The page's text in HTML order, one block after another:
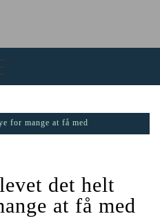
for mange at få med
det helt
at få med